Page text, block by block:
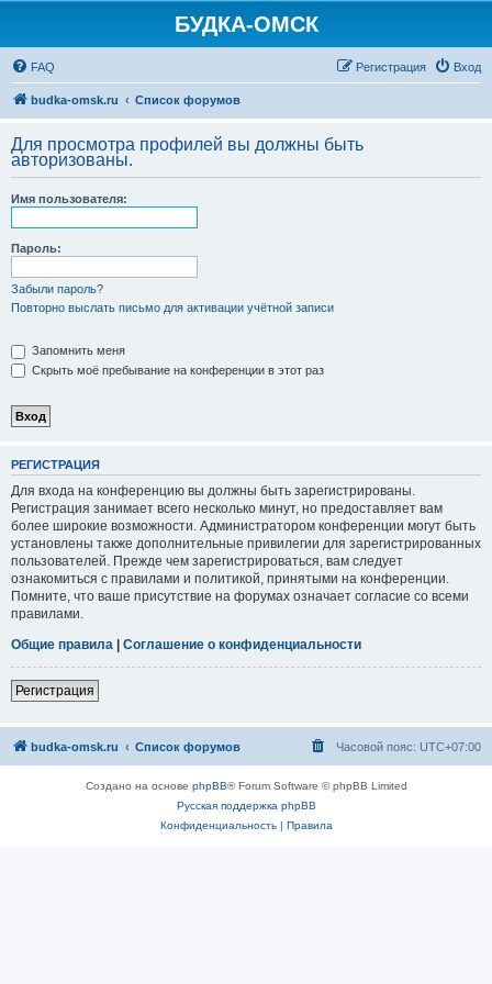
БУДКА-ОМСК
FAQ Вход
Регистрация
budka-omsk.ru Список форумов
Для просмотра профилей вы должны быть
авторизованы.
Имя пользователя:
Пароль:
Забыли пароль?
Повторно выслать письмо для активации учётной записи
Запомнить меня
Скрыть моё пребывание на конференции в этот раз
РЕГИСТРАЦИЯ
Для входа на конференцию вы должны быть зарегистрированы.
Регистрация занимает всего несколько минут, но предоставляет вам
более широкие возможности. Администратором конференции могут быть
установлены также дополнительные привилегии для зарегистрированных
пользователей. Прежде чем зарегистрироваться, вам следует
ознакомиться с правилами и политикой, принятыми на конференции.
Помните, что ваше присутствие на форумах означает согласие со всеми
правилами.
Общие правила | Соглашение о конфиденциальности
Регистрация
budka-omsk.ru Список форумов Часовой пояс: UTC+07:00
Создано на основе phpBB® Forum Software © phpBB Limited
Русская поддержка phpBB
Конфиденциальность| Правила